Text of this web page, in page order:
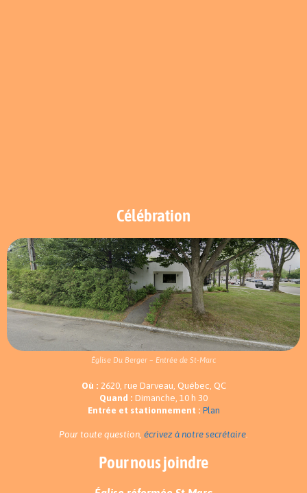
Célébration
Église Du Berger – Entrée de St-Marc
Où : 2620, rue Darveau, Québec, QC
Quand : Dimanche, 10 h 30
Entrée et stationnement : Plan
Pour toute question, écrivez à notre secrétaire
Pour nous joindre